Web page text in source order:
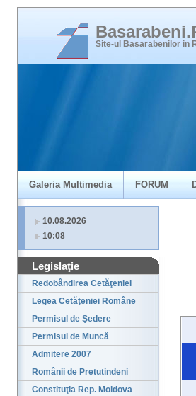
Site-ul Basarabenilor in
Galeria Multimedia FORUM
10.08.2026
10:08
Legislaţie
Redobândirea Cetăţeniei
Legea Cetăţeniei Române
Permisul de Şedere
Permisul de Muncă
Admitere 2007
Românii de Pretutindeni
Constituţia Rep. Moldova